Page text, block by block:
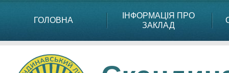
ГОЛОВНА
ІНФОРМАЦІЯ ПРО
ЗАКЛАД